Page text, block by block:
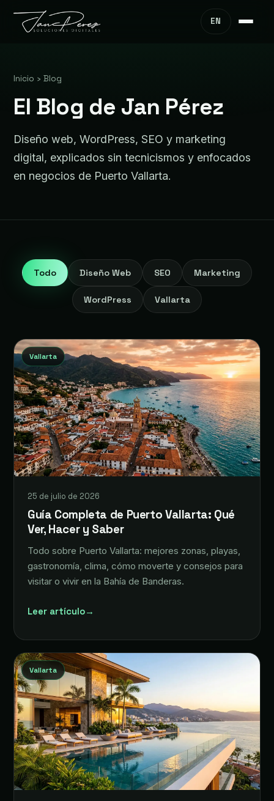
EN
Inicio › Blog
El Blog de Jan Pérez
Diseño web, WordPress, SEO y marketing
digital, explicados sin tecnicismos y enfocados
en negocios de Puerto Vallarta.
Todo Diseño Web SEO Marketing
WordPress Vallarta
Vallarta
25 de julio de 2026
Guía Completa de Puerto Vallarta: Qué
Ver, Hacer y Saber
Todo sobre Puerto Vallarta: mejores zonas, playas,
gastronomía, clima, cómo moverte y consejos para
visitar o vivir en la Bahía de Banderas.
Leer artículo→
Vallarta